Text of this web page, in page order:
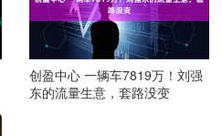
创盈中心 一辆车7819万！刘强
东的流量生意，套路没变